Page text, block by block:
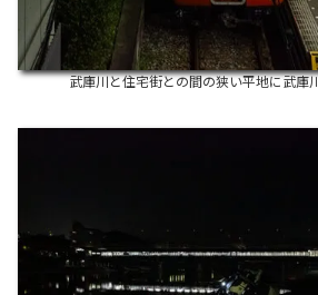
武庫川と住宅街との間の狭い平地に武庫